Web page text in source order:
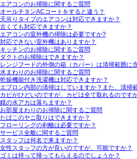
エアコンのお掃除に関するご質問
オールチタンACコートをすると違う？
天吊りタイプのエアコンは対応できますか？
古くても対応できますか？
エアコンの室外機の掃除は必要ですか?
対応できない室外機はありますか？
キッチンのお掃除に関するご質問
ダクトのお掃除はできますか？
レンジフードの外側の箱（カバー）は清掃範囲に
水まわりのお掃除に関するご質問
乾燥機能付き洗濯機は対応できますか？
エプロン内部の清掃はしていますか？また、清掃
カビがひどいのですが、カビは全て取れるのです
鏡の水アカは落ちますか？
お部屋まわりのお掃除に関するご質問
たばこのヤニ取りはできますか？
フローリングの剥離は必要ですか？
サービス全般に関するご質問
スタッフは何名で来ますか？
女性スタッフの方が良いのですが、可能ですか？
ゴミは持って帰ってもらえるのでしょうか？